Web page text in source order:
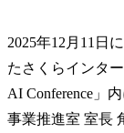
2025年12月11日
たさくらインタ
AI Conference」
事業推進室 室長